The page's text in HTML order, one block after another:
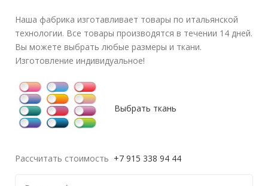
Наша фабрика изготавливает товары по итальянской
технологии. Все товары производятся в течении 14 дней.
Вы можете выбрать любые размеры и ткани.
Изготовление индивидуальное!
Выбрать ткань
Рассчитать стоимость +7 915 338 94 44